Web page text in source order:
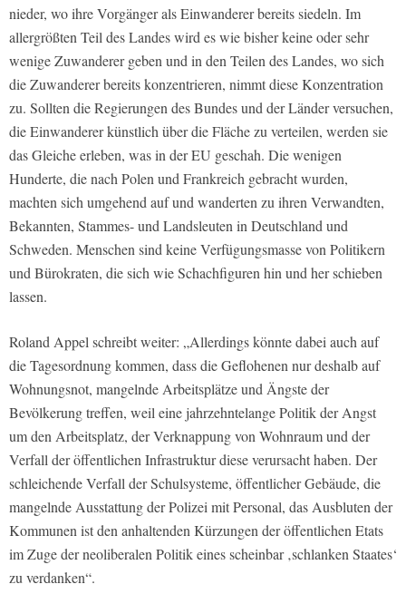
nieder, wo ihre Vorgänger als Einwanderer bereits siedeln. Im
allergrößten Teil des Landes wird es wie bisher keine oder sehr
wenige Zuwanderer geben und in den Teilen des Landes, wo sich
die Zuwanderer bereits konzentrieren, nimmt diese Konzentration
zu. Sollten die Regierungen des Bundes und der Länder versuchen,
die Einwanderer künstlich über die Fläche zu verteilen, werden sie
das Gleiche erleben, was in der EU geschah. Die wenigen
Hunderte, die nach Polen und Frankreich gebracht wurden,
machten sich umgehend auf und wanderten zu ihren Verwandten,
Bekannten, Stammes- und Landsleuten in Deutschland und
Schweden. Menschen sind keine Verfügungsmasse von Politikern
und Bürokraten, die sich wie Schachfiguren hin und her schieben
lassen.
Roland Appel schreibt weiter: „Allerdings könnte dabei auch auf
die Tagesordnung kommen, dass die Geflohenen nur deshalb auf
Wohnungsnot, mangelnde Arbeitsplätze und Ängste der
Bevölkerung treffen, weil eine jahrzehntelange Politik der Angst
um den Arbeitsplatz, der Verknappung von Wohnraum und der
Verfall der öffentlichen Infrastruktur diese verursacht haben. Der
schleichende Verfall der Schulsysteme, öffentlicher Gebäude, die
mangelnde Ausstattung der Polizei mit Personal, das Ausbluten der
Kommunen ist den anhaltenden Kürzungen der öffentlichen Etats
im Zuge der neoliberalen Politik eines scheinbar ‚schlanken Staates‘
zu verdanken“.